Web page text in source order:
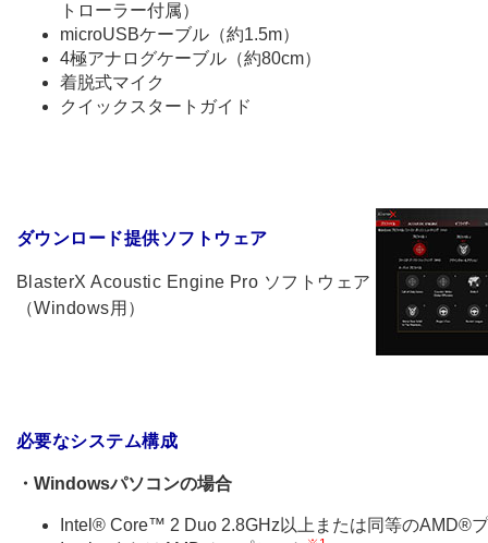
トローラー付属）
microUSBケーブル（約1.5m）
4極アナログケーブル（約80cm）
着脱式マイク
クイックスタートガイド
ダウンロード提供ソフトウェア
BlasterX Acoustic Engine Pro ソフトウェア
（Windows用）
必要なシステム構成
・Windowsパソコンの場合
Intel® Core™ 2 Duo 2.8GHz以上または同等のAMD®